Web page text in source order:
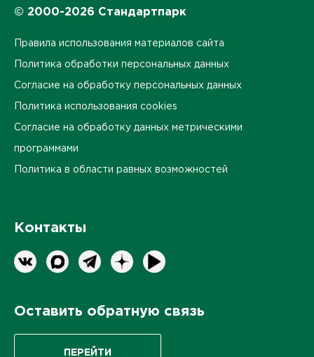
© 2000-2026 Стандартпарк
Правила использования материалов сайта
Политика обработки персональных данных
Согласие на обработку персональных данных
Политика использования cookies
Согласие на обработку данных метрическими
программами
Политика в области равных возможностей
Контакты
Оставить обратную связь
ПЕРЕЙТИ